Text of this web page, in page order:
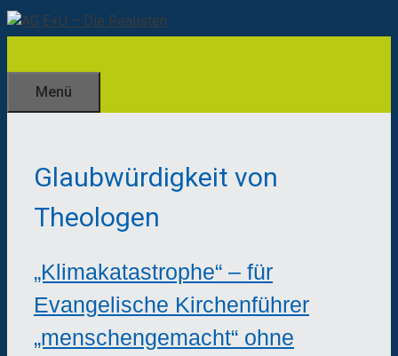
Zum
Inhalt
Menü
Glaubwürdigkeit von
Theologen
„Klimakatastrophe“ – für
Evangelische Kirchenführer
„menschengemacht“ ohne